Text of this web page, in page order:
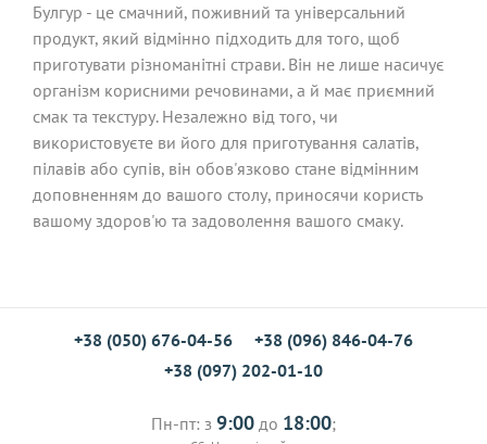
Булгур - це смачний, поживний та універсальний
продукт, який відмінно підходить для того, щоб
приготувати різноманітні страви. Він не лише насичує
організм корисними речовинами, а й має приємний
смак та текстуру. Незалежно від того, чи
використовуєте ви його для приготування салатів,
пілавів або супів, він обов'язково стане відмінним
доповненням до вашого столу, приносячи користь
вашому здоров'ю та задоволення вашого смаку.
+38 (050) 676-04-56
+38 (096) 846-04-76
+38 (097) 202-01-10
Пн-пт: з 9:00 до 18:00;